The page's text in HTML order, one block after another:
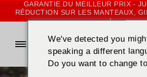
GARANTIE DU MEILLEUR PRIX -
RÉDUCTION SUR LES MANTEAUX,
!
We've detected you
speaking a different
Do you want to change